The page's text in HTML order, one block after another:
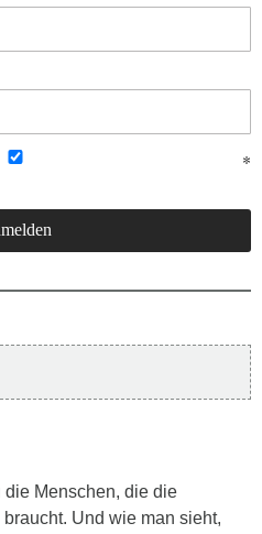
Menschen, die die
Und wie man sieht,